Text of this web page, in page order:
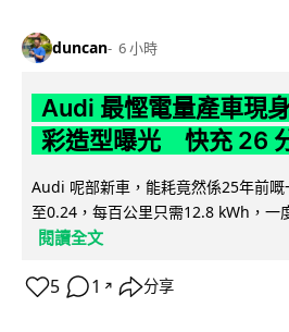
duncan 6 小時
Audi 最慳電量產車
彩造型曝光 快充 26
Audi 呢部新車，能耗竟然係25年前
至0.24，每百公里只需12.8 kWh，一
閱讀全文
5 1 ↗ 分享